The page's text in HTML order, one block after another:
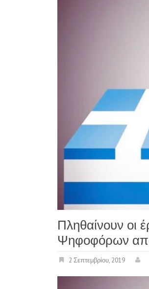
Πληθαίνουν οι
Ψηφοφόρων
2 Σεπτεμβρίου, 2019